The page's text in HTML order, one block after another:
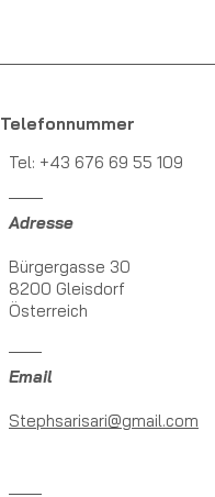
Telefonnummer
Tel: +43 676 69 55 109
Adresse
Bürgergasse 30
8200 Gleisdorf
Österreich
Email
Stephsarisari@gmail.com